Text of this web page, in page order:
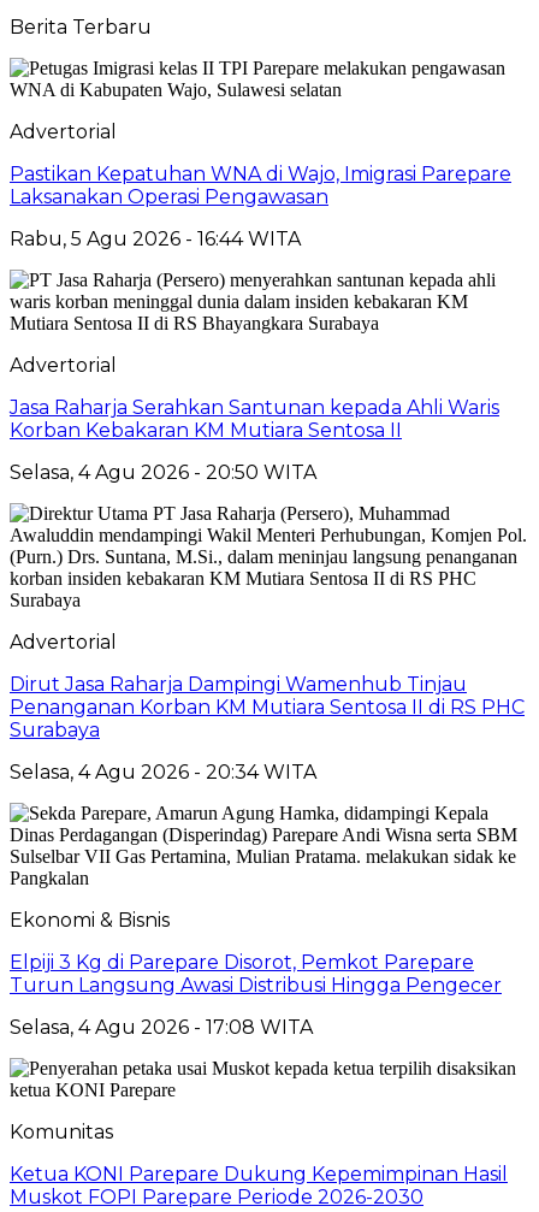
Berita Terbaru
Advertorial
Pastikan Kepatuhan WNA di Wajo, Imigrasi Parepare
Laksanakan Operasi Pengawasan
Rabu, 5 Agu 2026 - 16:44 WITA
Advertorial
Jasa Raharja Serahkan Santunan kepada Ahli Waris
Korban Kebakaran KM Mutiara Sentosa II
Selasa, 4 Agu 2026 - 20:50 WITA
Advertorial
Dirut Jasa Raharja Dampingi Wamenhub Tinjau
Penanganan Korban KM Mutiara Sentosa II di RS PHC
Surabaya
Selasa, 4 Agu 2026 - 20:34 WITA
Ekonomi & Bisnis
Elpiji 3 Kg di Parepare Disorot, Pemkot Parepare
Turun Langsung Awasi Distribusi Hingga Pengecer
Selasa, 4 Agu 2026 - 17:08 WITA
Komunitas
Ketua KONI Parepare Dukung Kepemimpinan Hasil
Muskot FOPI Parepare Periode 2026-2030